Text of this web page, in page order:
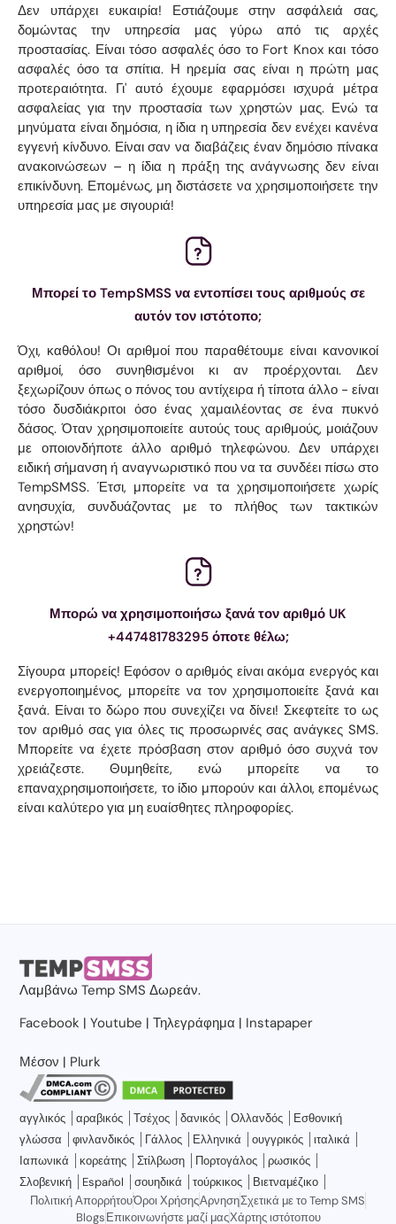
Δεν υπάρχει ευκαιρία! Εστιάζουμε στην ασφάλειά σας,
δομώντας την υπηρεσία μας γύρω από τις αρχές
προστασίας. Είναι τόσο ασφαλές όσο το Fort Knox και τόσο
ασφαλές όσο τα σπίτια. Η ηρεμία σας είναι η πρώτη μας
προτεραιότητα. Γι' αυτό έχουμε εφαρμόσει ισχυρά μέτρα
ασφαλείας για την προστασία των χρηστών μας. Ενώ τα
μηνύματα είναι δημόσια, η ίδια η υπηρεσία δεν ενέχει κανένα
εγγενή κίνδυνο. Είναι σαν να διαβάζεις έναν δημόσιο πίνακα
ανακοινώσεων – η ίδια η πράξη της ανάγνωσης δεν είναι
επικίνδυνη. Επομένως, μη διστάσετε να χρησιμοποιήσετε την
υπηρεσία μας με σιγουριά!
Μπορεί το TempSMSS να εντοπίσει τους αριθμούς σε
αυτόν τον ιστότοπο;
Όχι, καθόλου! Οι αριθμοί που παραθέτουμε είναι κανονικοί
αριθμοί, όσο συνηθισμένοι κι αν προέρχονται. Δεν
ξεχωρίζουν όπως ο πόνος του αντίχειρα ή τίποτα άλλο - είναι
τόσο δυσδιάκριτοι όσο ένας χαμαιλέοντας σε ένα πυκνό
δάσος. Όταν χρησιμοποιείτε αυτούς τους αριθμούς, μοιάζουν
με οποιονδήποτε άλλο αριθμό τηλεφώνου. Δεν υπάρχει
ειδική σήμανση ή αναγνωριστικό που να τα συνδέει πίσω στο
TempSMSS. Έτσι, μπορείτε να τα χρησιμοποιήσετε χωρίς
ανησυχία, συνδυάζοντας με το πλήθος των τακτικών
χρηστών!
Μπορώ να χρησιμοποιήσω ξανά τον αριθμό UK
+447481783295 όποτε θέλω;
Σίγουρα μπορείς! Εφόσον ο αριθμός είναι ακόμα ενεργός και
ενεργοποιημένος, μπορείτε να τον χρησιμοποιείτε ξανά και
ξανά. Είναι το δώρο που συνεχίζει να δίνει! Σκεφτείτε το ως
τον αριθμό σας για όλες τις προσωρινές σας ανάγκες SMS.
Μπορείτε να έχετε πρόσβαση στον αριθμό όσο συχνά τον
χρειάζεστε. Θυμηθείτε, ενώ μπορείτε να το
επαναχρησιμοποιήσετε, το ίδιο μπορούν και άλλοι, επομένως
είναι καλύτερο για μη ευαίσθητες πληροφορίες.
ΛαμβάνωTemp SMS Δωρεάν.
Facebook |Youtube |Τηλεγράφημα | Instapaper
Μέσον | Plurk
αγγλικός αραβικός Τσέχος δανικός Ολλανδός
Εσθονική
γλώσσα
φινλανδικός Γάλλος Ελληνικά ουγγρικός
ιταλικά
Ιαπωνικά
κορεάτης Στίλβωση Πορτογάλος
ρωσικός
Σλοβενική
Español σουηδικά τούρκικος
Βιετναμέζικο
Πολιτική ΑπορρήτουΌροι ΧρήσηςΑρνησηΣχετικά με το Temp SMS
BlogsΕπικοινωνήστε μαζί μαςΧάρτης ιστότοπου